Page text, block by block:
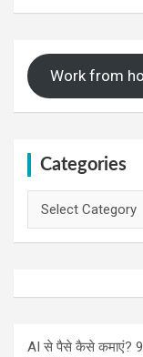
Work from
Categories
AI से पैसे कैसे कमाएं?